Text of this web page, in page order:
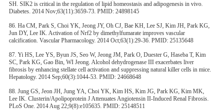
SH. SIK2 is critical in the regulation of lipid homeostasis and adipogenesis in vivo.
Diabetes. 2014 Nov;63(11):3659-73. PMID: 24898145
86. Ha CM, Park S, Choi YK, Jeong JY, Oh CJ, Bae KH, Lee SJ, Kim JH, Park KG,
Jun DY, Lee IK. Activation of Nrf2 by dimethylfumarate improves vascular
calcification. Vascular Pharmacology. 2014 Oct;63(1):29-36. PMID: 25135648
87. Yi HS, Lee YS, Byun JS, Seo W, Jeong JM, Park O, Duester G, Haseba T, Kim
SC, Park KG, Gao Bin, WI Jeong. Alcohol dehydrogenase III exacerbates liver
fibrosis by enhancing stellate cell activation and suppressing natural killer cells in mice.
Hepatology. 2014 Sep;60(3):1044-53. PMID: 24668648
88. Jung GS, Jeon JH, Jung YA, Choi YK, Kim HS, Kim JG, Park KG, Kim MK,
Lee IK. Clusterin/Apolipoprotein J Attenuates Angiotensin II-Induced Renal Fibrosis.
PLoS One. 2014 Aug 22;9(8):e105635. PMID: 25148511